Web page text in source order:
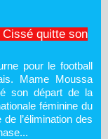
quitte son
pour le football
Mame Moussa
son départ de la
féminine du
de l’élimination des